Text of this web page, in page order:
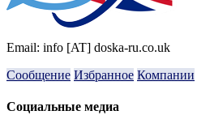
Email: info [AT] doska-ru.co.uk
Сообщение Избранное Компании
Социальные медиа